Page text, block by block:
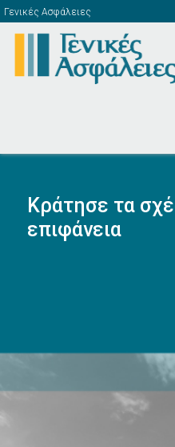
Γενικές Ασφάλειες
Κράτησε τα
επιφάνεια